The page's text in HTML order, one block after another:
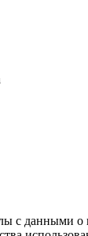
с данными